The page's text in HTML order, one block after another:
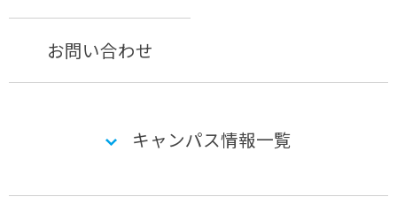
お問い合わせ
キャンパス情報一覧